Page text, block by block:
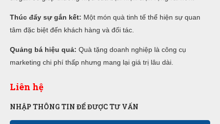
Thúc đẩy sự gắn kết: Một món quà tinh tế thể hiện sự quan
tâm đặc biệt đến khách hàng và đối tác.
Quảng bá hiệu quả: Quà tặng doanh nghiệp là công cụ
marketing chi phí thấp nhưng mang lại giá trị lâu dài.
Liên hệ
NHẬP THÔNG TIN ĐỂ ĐƯỢC TƯ VẤN